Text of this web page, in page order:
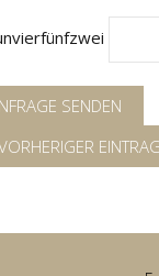
vierfünfzwei
SENDEN
EINTRAG